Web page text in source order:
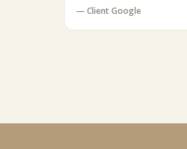
— Client Google